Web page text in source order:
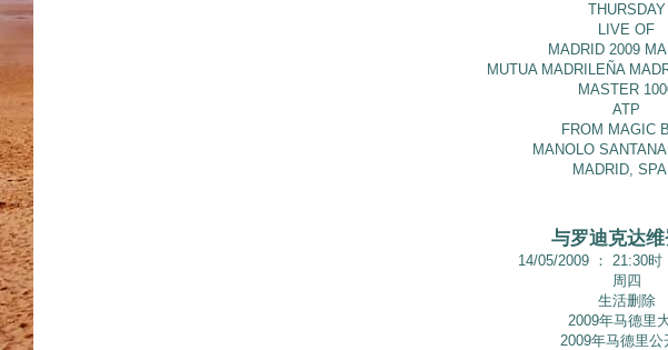
THURSDAY
LIVE OF
MADRID 2009
MUTUA MADRILEÑA
MASTER
ATP
FROM MAGIC
MANOLO
MADRID,
与罗迪克达
14/05/2009 ： 21:30时
周四
生活删除
2009年马德里
2009年马德里公